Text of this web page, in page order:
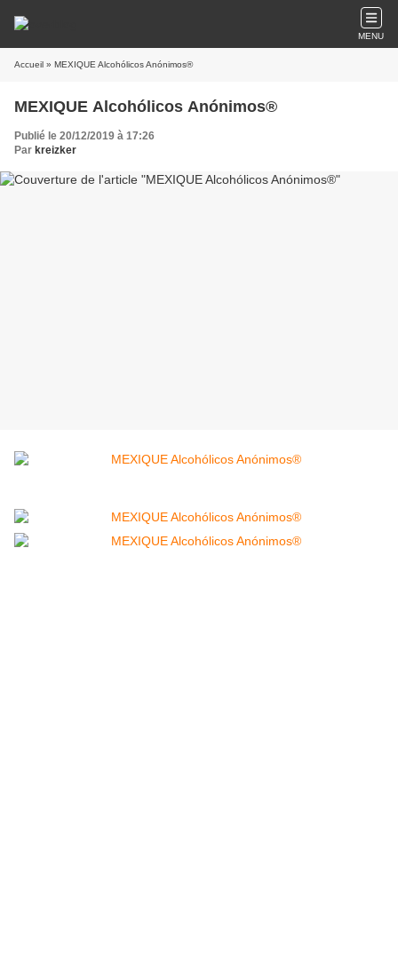
MENU
Accueil » MEXIQUE Alcohólicos Anónimos®
MEXIQUE Alcohólicos Anónimos®
Publié le 20/12/2019 à 17:26
Par kreizker